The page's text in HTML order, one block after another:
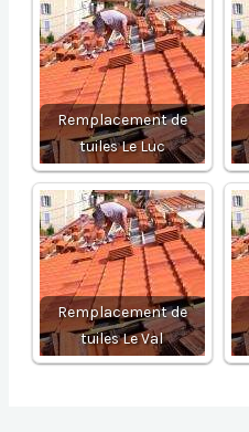
Remplacement de
tuiles Le Luc
Remplacement de
tuiles Le Val